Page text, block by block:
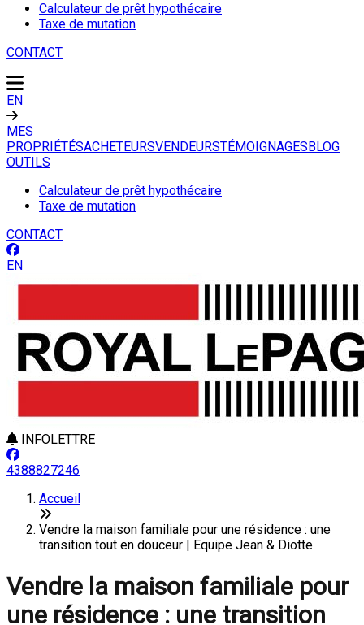
Calculateur de prêt hypothécaire
Taxe de mutation
CONTACT
EN
MES
PROPRIÉTÉSACHETEURSVENDEURSTÉMOIGNAGESBLOG
OUTILS
Calculateur de prêt hypothécaire
Taxe de mutation
CONTACT
EN
INFOLETTRE
4388827246
Accueil
Vendre la maison familiale pour une résidence : une
transition tout en douceur | Equipe Jean & Diotte
Vendre la maison familiale pour
une résidence : une transition